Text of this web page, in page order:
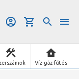
Víz-gáz-fűtés